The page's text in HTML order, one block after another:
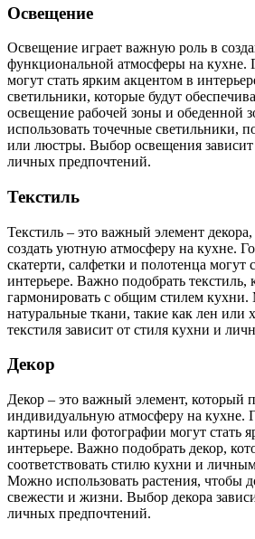
Освещение
Освещение играет важную роль в
функциональной атмосферы на кухне.
могут стать ярким акцентом в
светильники, которые будут
освещение рабочей зоны и обеденной
использовать точечные светильники,
или люстры. Выбор освещения зависит
личных предпочтений.
Текстиль
Текстиль – это важный элемент
создать уютную атмосферу на кухне.
скатерти, салфетки и полотенца могут
интерьере. Важно подобрать текстиль,
гармонировать с общим стилем кухни.
натуральные ткани, такие как лен или
текстиля зависит от стиля кухни и
Декор
Декор – это важный элемент, который
индивидуальную атмосферу на кухне.
картины или фотографии могут стать
интерьере. Важно подобрать декор,
соответствовать стилю кухни и
Можно использовать растения, чтобы
свежести и жизни. Выбор декора
личных предпочтений.